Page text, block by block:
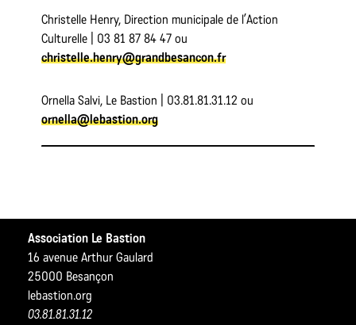
Christelle Henry, Direction municipale de l’Action
Culturelle | 03 81 87 84 47 ou
christelle.henry@grandbesancon.fr
Ornella Salvi, Le Bastion | 03.81.81.31.12 ou
ornella@lebastion.org
Association Le Bastion
16 avenue Arthur Gaulard
25000 Besançon
lebastion.org
03.81.81.31.12